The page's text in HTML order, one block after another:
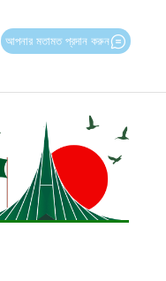
আপনার মতামত প্রদান করুন